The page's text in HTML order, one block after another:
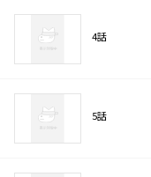
4話
5話